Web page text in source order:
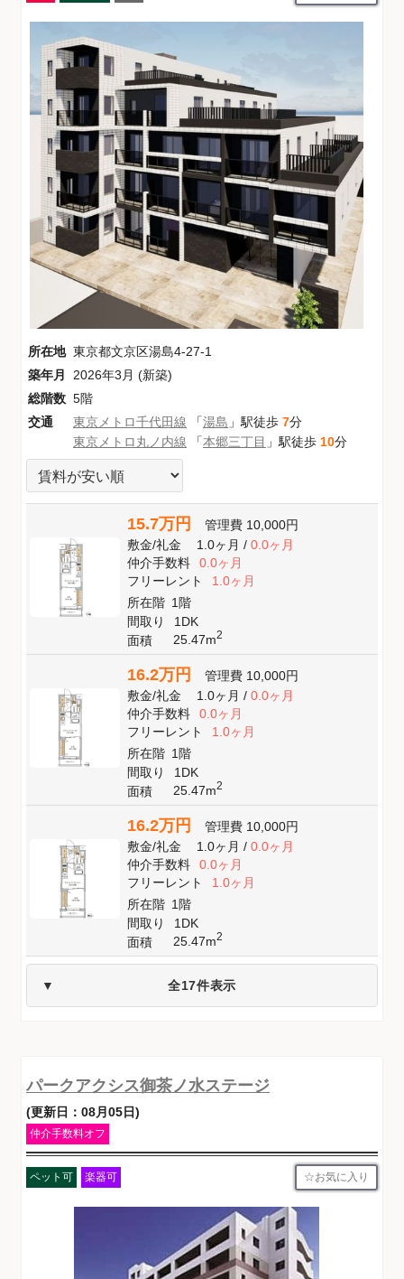
所在地 東京都文京区湯島4-27-1
築年月
2026年3月 (新築)
総階数 5階
交通
東京メトロ千代田線 「湯島 」駅徒歩 7分
東京メトロ丸ノ内線 「本郷三丁目 」駅徒歩 10分
15.7万円 管理費 10,000円
敷金/礼金 1.0ヶ月/ 0.0ヶ月
仲介手数料
0.0ヶ月
フリーレント
1.0ヶ月
所在階 1階
間取り
1DK
面積
25.47m2
16.2万円 管理費 10,000円
敷金/礼金 1.0ヶ月/ 0.0ヶ月
仲介手数料
0.0ヶ月
フリーレント
1.0ヶ月
所在階 1階
間取り
1DK
面積
25.47m2
16.2万円 管理費 10,000円
敷金/礼金 1.0ヶ月/ 0.0ヶ月
仲介手数料
0.0ヶ月
フリーレント
1.0ヶ月
所在階 1階
間取り
1DK
面積
25.47m2
全17件表示
パークアクシス御茶ノ水ステージ
(更新日：08月05日)
仲介手数料オフ
ペット可 楽器可 お気に入り